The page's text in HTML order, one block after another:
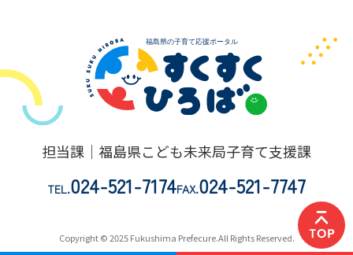
担当課｜福島県こども未来局子育て支援課
TEL.024-521-7174FAX.024-521-7747
Copyright © 2025 Fukushima Prefecure.All Rights Reserved.